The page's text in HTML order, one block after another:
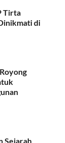
Tirta
di
Sejarah